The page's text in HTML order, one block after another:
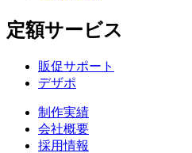
定額サービス
販促サポート
デザポ
制作実績
会社概要
採用情報